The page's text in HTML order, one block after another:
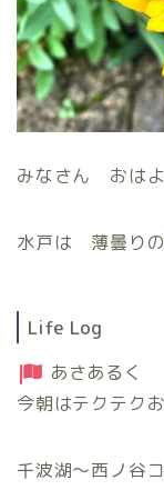
みなさん おは
水戸は 薄曇りの
Life Log
あさあるく
今朝はテクテク
千波湖〜西ノ谷